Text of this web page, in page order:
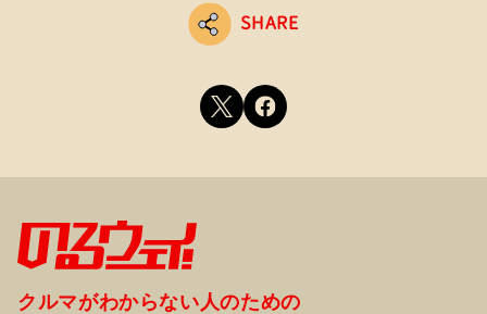
SHARE
クルマがわからない人のための